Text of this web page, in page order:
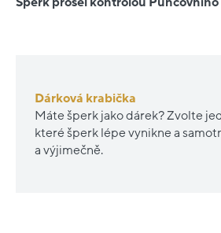
Dárková krabička
Máte šperk jako dárek? Zvolte
které šperk lépe vynikne a
a výjimečně.